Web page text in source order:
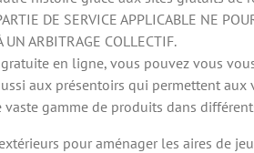
DE SERVICE APPLICABLE NE
UN ARBITRAGE COLLECTIF.
en ligne, vous pouvez vous
aux présentoirs qui permettent
vaste gamme de produits dans
pour aménager les aires de